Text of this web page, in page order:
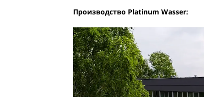
Производство Platinum Wasser: